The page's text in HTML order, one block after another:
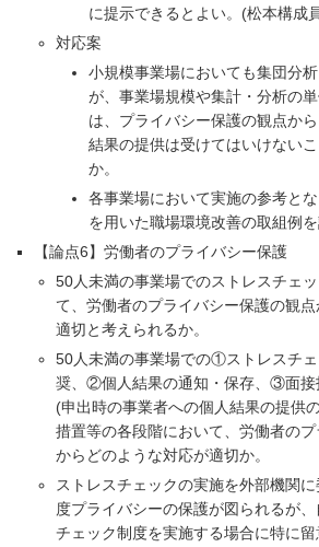
に提示できるとよい。(松本構成
対応案
小規模事業場においても集団分
が、事業場規模や集計・分析の
は、プライバシー保護の観点か
結果の提供は受けてはいけない
か。
各事業場において実施の参考と
を用いた職場環境改善の取組例を
【論点6】労働者のプライバシー保護
50人未満の事業場でのストレスチェ
て、労働者のプライバシー保護の観
適切と考えられるか。
50人未満の事業場での①ストレスチ
奨、②個人結果の通知・保存、③面接
(申出時の事業者への個人結果の提供
措置等の各段階において、労働者の
からどのような対応が適切か。
ストレスチェックの実施を外部機関
度プライバシーの保護が図られるが
チェック制度を実施する場合に特に